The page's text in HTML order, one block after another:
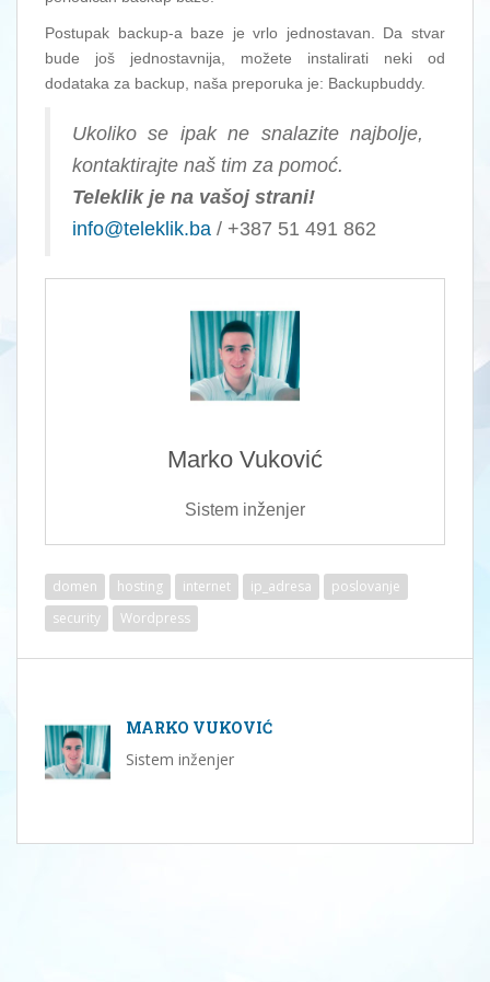
Postupak backup-a baze je vrlo jednostavan. Da stvar
bude još jednostavnija, možete instalirati neki od
dodataka za backup, naša preporuka je: Backupbuddy.
Ukoliko se ipak ne snalazite najbolje,
kontaktirajte naš tim za pomoć.
Teleklik je na vašoj strani!
info@teleklik.ba / +387 51 491 862
Marko Vuković
Sistem inženjer
domen hosting internet ip_adresa
poslovanje
security
Wordpress
MARKO VUKOVIĆ
Sistem inženjer